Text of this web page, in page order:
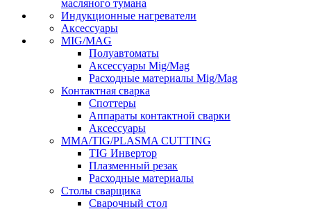
масляного тумана
Индукционные нагреватели
Аксессуары
MIG/MAG
Полуавтоматы
Аксессуары Mig/Mag
Расходные материалы Mig/Mag
Контактная сварка
Споттеры
Аппараты контактной сварки
Аксессуары
MMA/TIG/PLASMA CUTTING
TIG Инвертор
Плазменный резак
Расходные материалы
Столы сварщика
Сварочный стол